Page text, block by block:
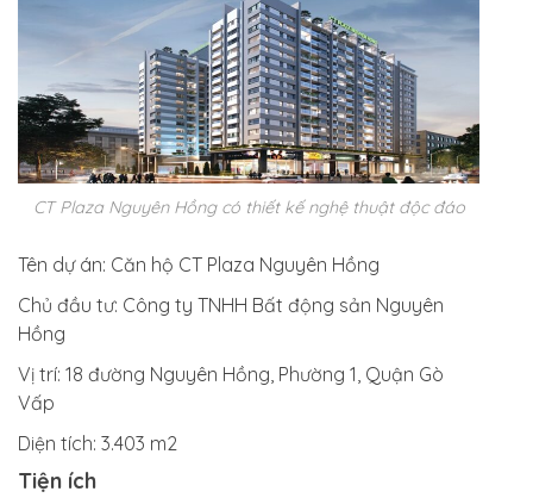
CT Plaza Nguyên Hồng có thiết kế nghệ thuật độc đáo
Tên dự án: Căn hộ CT Plaza Nguyên Hồng
Chủ đầu tư: Công ty TNHH Bất động sản Nguyên
Hồng
Vị trí: 18 đường Nguyên Hồng, Phường 1, Quận Gò
Vấp
Diện tích: 3.403 m2
Tiện ích